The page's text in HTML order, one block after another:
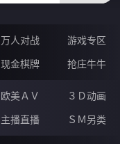
万人对战
游戏专区
现金棋牌 抢庄牛牛
欧美ＡＶ
３Ｄ动画
主播直播 ＳＭ另类